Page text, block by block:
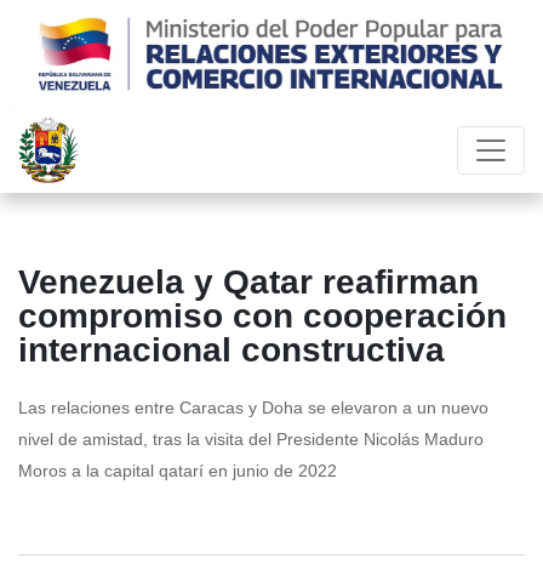
Venezuela y Qatar reafirman
compromiso con cooperación
internacional constructiva
Las relaciones entre Caracas y Doha se elevaron a un nuevo
nivel de amistad, tras la visita del Presidente Nicolás Maduro
Moros a la capital qatarí en junio de 2022